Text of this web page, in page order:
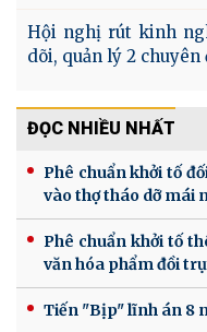
Hội nghị rút kinh
dõi, quản lý 2 chuyên
ĐỌC NHIỀU NHẤT
Phê chuẩn khởi tố
vào thợ tháo dỡ mái
Phê chuẩn khởi tố
văn hóa phẩm đồi
Tiến "Bịp" lĩnh án 8